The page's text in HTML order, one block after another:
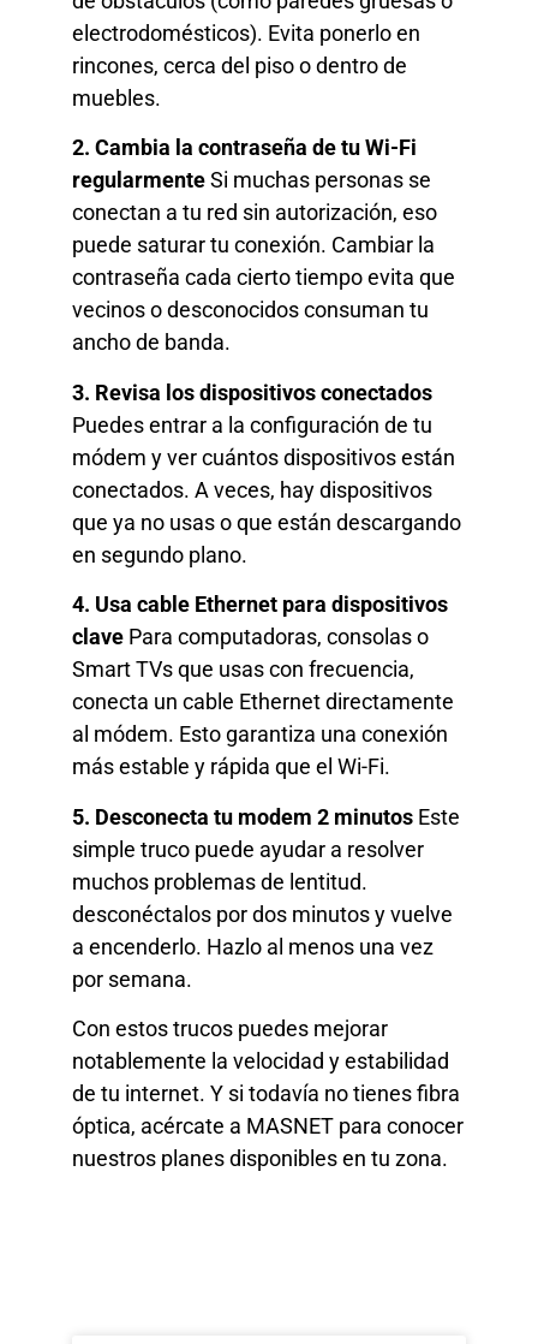
electrodomésticos). Evita ponerlo en
rincones, cerca del piso o dentro de
muebles.
2. Cambia la contraseña de tu Wi-Fi
regularmenteSi muchas personas se
conectan a tu red sin autorización, eso
puede saturar tu conexión. Cambiar la
contraseña cada cierto tiempo evita que
vecinos o desconocidos consuman tu
ancho de banda.
3. Revisa los dispositivos conectados
Puedes entrar a la configuración de tu
módem y ver cuántos dispositivos están
conectados. A veces, hay dispositivos
que ya no usas o que están descargando
en segundo plano.
4. Usa cable Ethernet para dispositivos
clave Para computadoras, consolas o
Smart TVs que usas con frecuencia,
conecta un cable Ethernet directamente
al módem. Esto garantiza una conexión
más estable y rápida que el Wi-Fi.
5. Desconecta tu modem 2 minutos Este
simple truco puede ayudar a resolver
muchos problemas de lentitud.
desconéctalos por dos minutos y vuelve
a encenderlo. Hazlo al menos una vez
por semana.
Con estos trucos puedes mejorar
notablemente la velocidad y estabilidad
de tu internet. Y si todavía no tienes fibra
óptica, acércate a MASNET para conocer
nuestros planes disponibles en tu zona.